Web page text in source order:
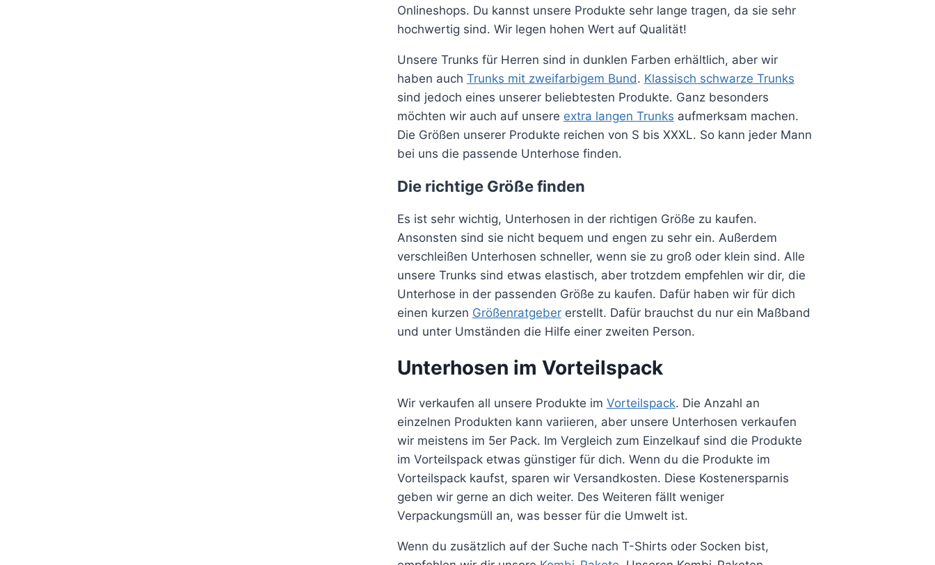
Onlineshops. Du kannst unsere Produkte sehr lange tragen, da sie sehr
hochwertig sind. Wir legen hohen Wert auf Qualität!
Unsere Trunks für Herren sind in dunklen Farben erhältlich, aber wir
haben auch Trunks mit zweifarbigem Bund. Klassisch schwarze Trunks
sind jedoch eines unserer beliebtesten Produkte. Ganz besonders
möchten wir auch auf unsere extra langen Trunks aufmerksam machen.
Die Größen unserer Produkte reichen von S bis XXXL. So kann jeder Mann
bei uns die passende Unterhose finden.
Die richtige Größe finden
Es ist sehr wichtig, Unterhosen in der richtigen Größe zu kaufen.
Ansonsten sind sie nicht bequem und engen zu sehr ein. Außerdem
verschleißen Unterhosen schneller, wenn sie zu groß oder klein sind. Alle
unsere Trunks sind etwas elastisch, aber trotzdem empfehlen wir dir, die
Unterhose in der passenden Größe zu kaufen. Dafür haben wir für dich
einen kurzen Größenratgebererstellt. Dafür brauchst du nur ein Maßband
und unter Umständen die Hilfe einer zweiten Person.
Unterhosen im Vorteilspack
Wir verkaufen all unsere Produkte im Vorteilspack. Die Anzahl an
einzelnen Produkten kann variieren, aber unsere Unterhosen verkaufen
wir meistens im 5er Pack. Im Vergleich zum Einzelkauf sind die Produkte
im Vorteilspack etwas günstiger für dich. Wenn du die Produkte im
Vorteilspack kaufst, sparen wir Versandkosten. Diese Kostenersparnis
geben wir gerne an dich weiter. Des Weiteren fällt weniger
Verpackungsmüll an, was besser für die Umwelt ist.
Wenn du zusätzlich auf der Suche nach T-Shirts oder Socken bist,